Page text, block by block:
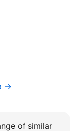
→
of similar